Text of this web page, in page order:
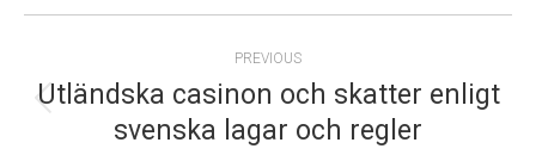
NAVIGATION
PREVIOUS
Previous
post:
Utländska casinon och skatter enligt
svenska lagar och regler